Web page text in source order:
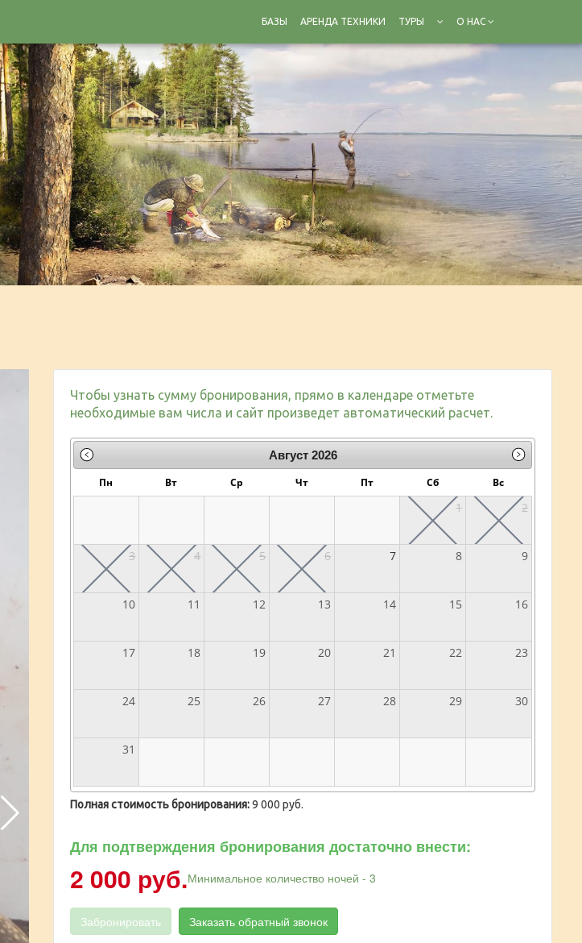
БАЗЫ АРЕНДА ТЕХНИКИ ТУРЫ О НАС
Чтобы узнать сумму бронирования, прямо в календаре отметьте
необходимые вам числа и сайт произведет автоматический расчет.
Август 2026
Пн Вт Ср Чт Пт Сб Вс
1 2
3 4 5 6 7 8 9
10 11 12 13 14 15 16
17 18 19 20 21 22 23
24 25 26 27 28 29 30
31
Полная стоимость бронирования:9 000 руб.
Для подтверждения бронирования достаточно внести:
2 000 руб.Минимальное количество ночей - 3
Забронировать Заказать обратный звонок